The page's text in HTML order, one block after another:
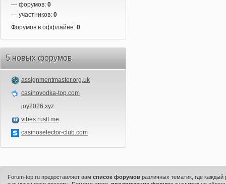
— форумов: 0
— участников: 0
Форумов в оффлайне: 0
5 новых форумов
assignmentmaster.org.uk
casinovodka-top.com
joy2026.xyz
vibes.rusff.me
casinoselector-club.com
Forum-top.ru предоставляет вамсписок форумов различных тематик, где